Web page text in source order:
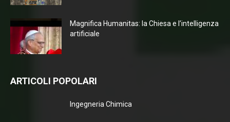
Magnifica Humanitas: la Chiesa e l’intelligenza
artificiale
ARTICOLI POPOLARI
Ingegneria Chimica